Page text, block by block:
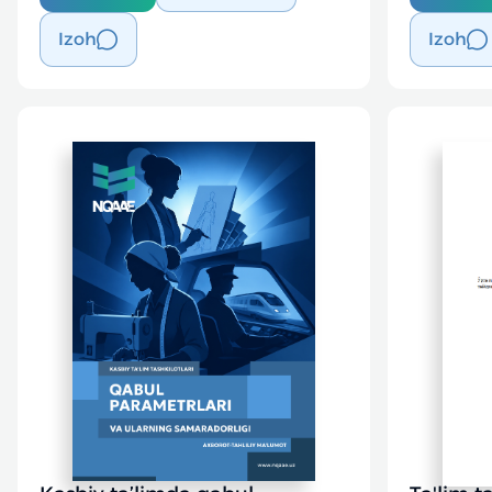
Izoh Izoh